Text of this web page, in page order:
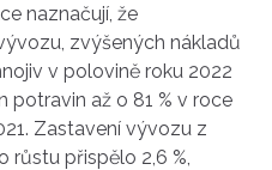
naznačují, že
zvýšených nákladů
v polovině roku 2022
až o 81 % v roce
Zastavení vývozu z
růstu přispělo 2,6 %,